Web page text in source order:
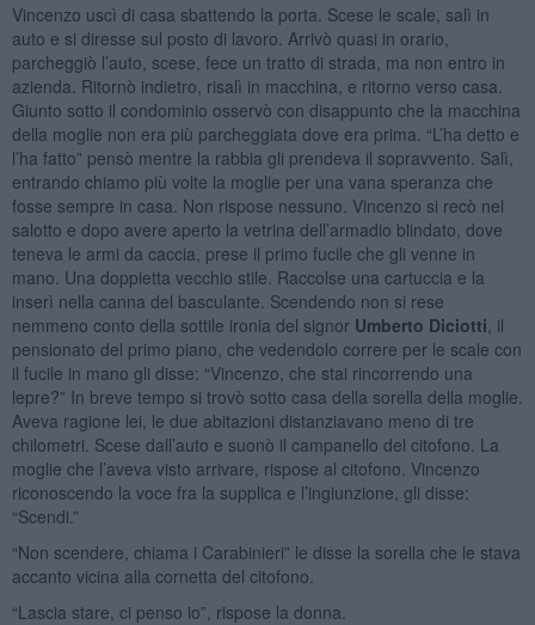
Vincenzo uscì di casa sbattendo la porta. Scese le scale, salì in
auto e si diresse sul posto di lavoro. Arrivò quasi in orario,
parcheggiò l’auto, scese, fece un tratto di strada, ma non entro in
azienda. Ritornò indietro, risalì in macchina, e ritorno verso casa.
Giunto sotto il condominio osservò con disappunto che la macchina
della moglie non era più parcheggiata dove era prima. “L’ha detto e
l’ha fatto” pensò mentre la rabbia gli prendeva il sopravvento. Salì,
entrando chiamo più volte la moglie per una vana speranza che
fosse sempre in casa. Non rispose nessuno. Vincenzo si recò nel
salotto e dopo avere aperto la vetrina dell’armadio blindato, dove
teneva le armi da caccia, prese il primo fucile che gli venne in
mano. Una doppietta vecchio stile. Raccolse una cartuccia e la
inserì nella canna del basculante. Scendendo non si rese
nemmeno conto della sottile ironia del signor Umberto Diciotti , il
pensionato del primo piano, che vedendolo correre per le scale con
il fucile in mano gli disse: “Vincenzo, che stai rincorrendo una
lepre?” In breve tempo si trovò sotto casa della sorella della moglie.
Aveva ragione lei, le due abitazioni distanziavano meno di tre
chilometri. Scese dall’auto e suonò il campanello del citofono. La
moglie che l’aveva visto arrivare, rispose al citofono. Vincenzo
riconoscendo la voce fra la supplica e l’ingiunzione, gli disse:
“Scendi.”
“Non scendere, chiama i Carabinieri” le disse la sorella che le stava
accanto vicina alla cornetta del citofono.
“Lascia stare, ci penso io”, rispose la donna.